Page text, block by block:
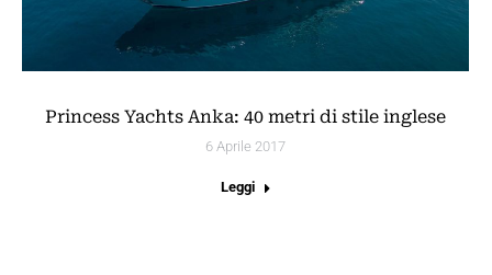
Princess Yachts Anka: 40 metri di stile inglese
6 Aprile 2017
Leggi